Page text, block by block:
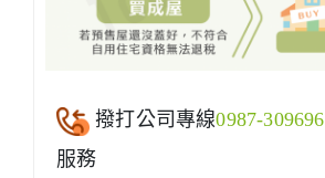
撥打公司專線0987-309696
服務